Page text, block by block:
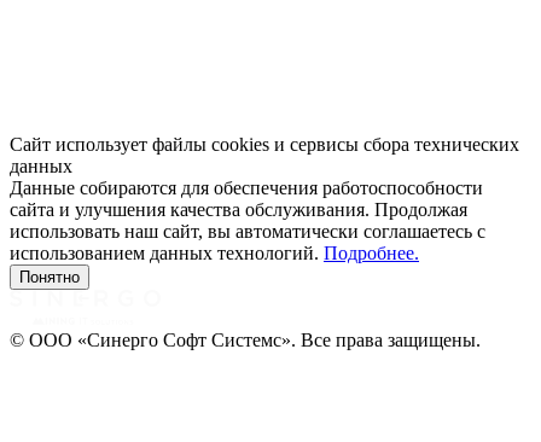
Сайт использует файлы cookies и сервисы сбора технических
данных
Данные собираются для обеспечения работоспособности
сайта и улучшения качества обслуживания. Продолжая
использовать наш сайт, вы автоматически соглашаетесь с
использованием данных технологий. Подробнее.
Понятно
© ООО «Синерго Софт Системс». Все права защищены.